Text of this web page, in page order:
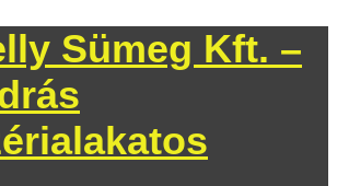
Sümeg Kft. –